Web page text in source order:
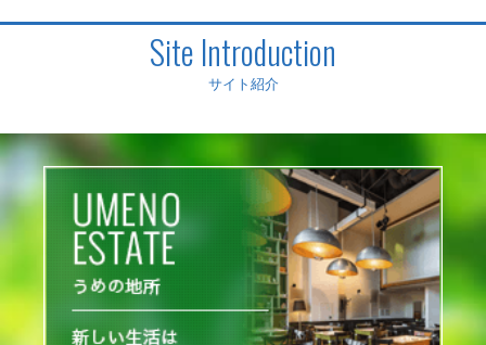
Site Introduction
サイト紹介